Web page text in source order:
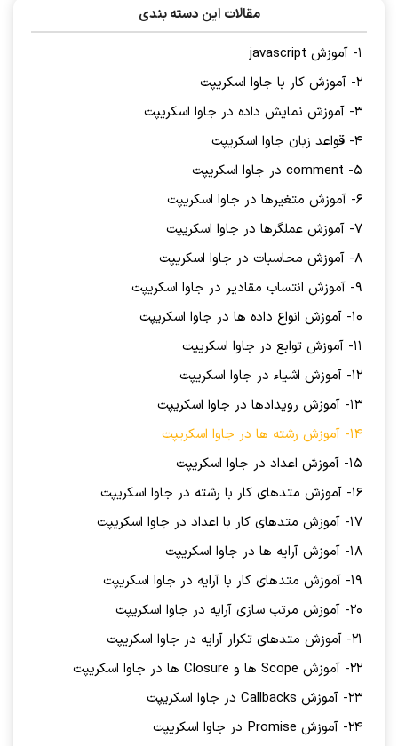
مقالات این دسته بندی
1- آموزش javascript
2- آموزش کار با جاوا اسکریپت
3- آموزش نمایش داده در جاوا اسکریپت
4- قواعد زبان جاوا اسکریپت
5- comment در جاوا اسکریپت
6- آموزش متغیرها در جاوا اسکریپت
7- آموزش عملگرها در جاوا اسکریپت
8- آموزش محاسبات در جاوا اسکریپت
9- آموزش انتساب مقادیر در جاوا اسکریپت
10- آموزش انواع داده ها در جاوا اسکریپت
11- آموزش توابع در جاوا اسکریپت
12- آموزش اشیاء در جاوا اسکریپت
13- آموزش رویدادها در جاوا اسکریپت
14- آموزش رشته ها در جاوا اسکریپت
15- آموزش اعداد در جاوا اسکریپت
16- آموزش متدهای کار با رشته در جاوا اسکریپت
17- آموزش متدهای کار با اعداد در جاوا اسکریپت
18- آموزش آرایه ها در جاوا اسکریپت
19- آموزش متدهای کار با آرایه در جاوا اسکریپت
20- آموزش مرتب سازی آرایه در جاوا اسکریپت
21- آموزش متدهای تکرار آرایه در جاوا اسکریپت
22- آموزش Scope ها و Closure ها در جاوا اسکریپت
23- آموزش Callbacks در جاوا اسکریپت
24- آموزش Promise در جاوا اسکریپت